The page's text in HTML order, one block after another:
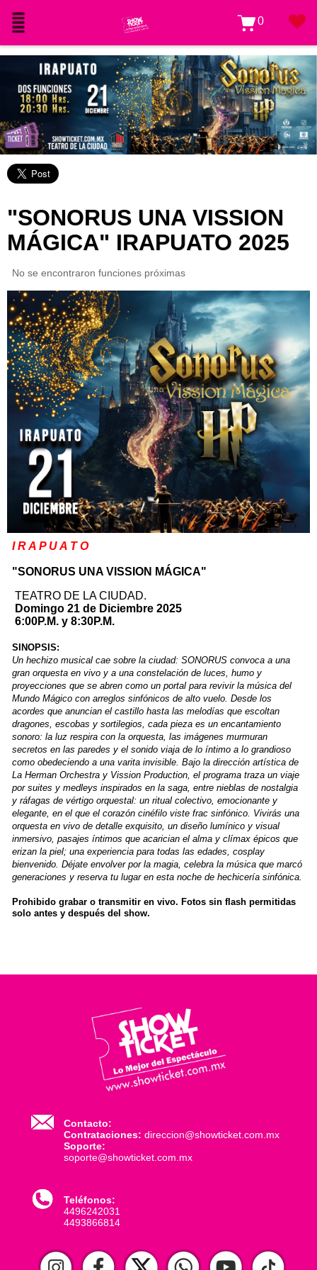
0
"SONORUS UNA VISSION
MÁGICA" IRAPUATO 2025
No se encontraron funciones próximas
I R A P U A T O
"SONORUS UNA VISSION MÁGICA"
TEATRO DE LA CIUDAD.
Domingo 21 de Diciembre 2025
6:00P.M. y 8:30P.M.
SINOPSIS:
Un hechizo musical cae sobre la ciudad: SONORUS convoca a una
gran orquesta en vivo y a una constelación de luces, humo y
proyecciones que se abren como un portal para revivir la música del
Mundo Mágico con arreglos sinfónicos de alto vuelo. Desde los
acordes que anuncian el castillo hasta las melodías que escoltan
dragones, escobas y sortilegios, cada pieza es un encantamiento
sonoro: la luz respira con la orquesta, las imágenes murmuran
secretos en las paredes y el sonido viaja de lo íntimo a lo grandioso
como obedeciendo a una varita invisible. Bajo la dirección artística de
La Herman Orchestra y Vission Production, el programa traza un viaje
por suites y medleys inspirados en la saga, entre nieblas de nostalgia
y ráfagas de vértigo orquestal: un ritual colectivo, emocionante y
elegante, en el que el corazón cinéfilo viste frac sinfónico. Vivirás una
orquesta en vivo de detalle exquisito, un diseño lumínico y visual
inmersivo, pasajes íntimos que acarician el alma y clímax épicos que
erizan la piel; una experiencia para todas las edades, cosplay
bienvenido. Déjate envolver por la magia, celebra la música que marcó
generaciones y reserva tu lugar en esta noche de hechicería sinfónica.
Prohibido grabar o transmitir en vivo. Fotos sin flash permitidas
solo antes y después del show.
Contacto:
Contrataciones: direccion@showticket.com.mx
Soporte:
soporte@showticket.com.mx
Teléfonos:
4496242031
4493866814